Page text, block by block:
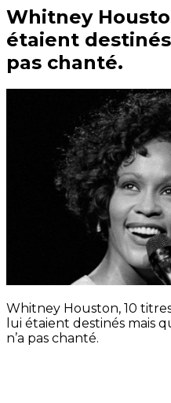
Whitney
étaient destinés
pas chanté.
Whitney Houston, 10
lui étaient destinés mais
n’a pas chanté.